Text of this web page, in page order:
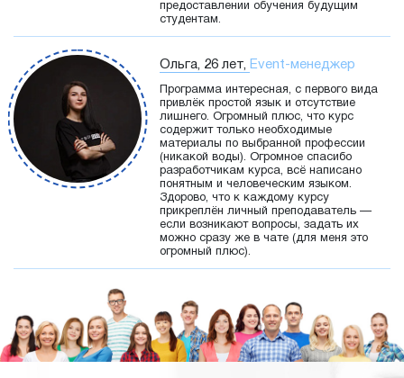
предоставлении обучения будущим
студентам.
Ольга, 26 лет, Event-менеджер
Программа интересная, с первого вида
привлёк простой язык и отсутствие
лишнего. Огромный плюс, что курс
содержит только необходимые
материалы по выбранной профессии
(никакой воды). Огромное спасибо
разработчикам курса, всё написано
понятным и человеческим языком.
Здорово, что к каждому курсу
прикреплён личный преподаватель —
если возникают вопросы, задать их
можно сразу же в чате (для меня это
огромный плюс).